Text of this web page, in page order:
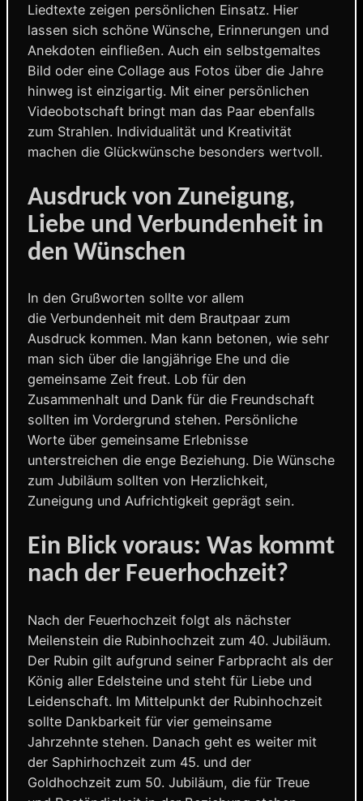
Liedtexte zeigen persönlichen Einsatz. Hier
lassen sich schöne Wünsche, Erinnerungen und
Anekdoten einfließen. Auch ein selbstgemaltes
Bild oder eine Collage aus Fotos über die Jahre
hinweg ist einzigartig. Mit einer persönlichen
Videobotschaft bringt man das Paar ebenfalls
zum Strahlen. Individualität und Kreativität
machen die Glückwünsche besonders wertvoll.
Ausdruck von Zuneigung,
Liebe und Verbundenheit in
den Wünschen
In den Grußworten sollte vor allem
die Verbundenheit mit dem Brautpaar zum
Ausdruck kommen. Man kann betonen, wie sehr
man sich über die langjährige Ehe und die
gemeinsame Zeit freut. Lob für den
Zusammenhalt und Dank für die Freundschaft
sollten im Vordergrund stehen. Persönliche
Worte über gemeinsame Erlebnisse
unterstreichen die enge Beziehung. Die Wünsche
zum Jubiläum sollten von Herzlichkeit,
Zuneigung und Aufrichtigkeit geprägt sein.
Ein Blick voraus: Was kommt
nach der Feuerhochzeit?
Nach der Feuerhochzeit folgt als nächster
Meilenstein die Rubinhochzeit zum 40. Jubiläum.
Der Rubin gilt aufgrund seiner Farbpracht als der
König aller Edelsteine und steht für Liebe und
Leidenschaft. Im Mittelpunkt der Rubinhochzeit
sollte Dankbarkeit für vier gemeinsame
Jahrzehnte stehen. Danach geht es weiter mit
der Saphirhochzeit zum 45. und der
Goldhochzeit zum 50. Jubiläum, die für Treue